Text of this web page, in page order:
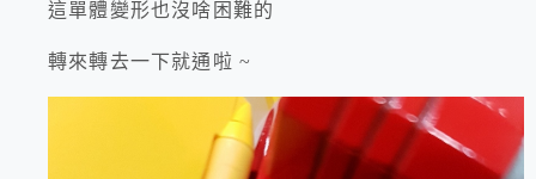
這單體變形也沒啥困難的
轉來轉去一下就通啦 ~